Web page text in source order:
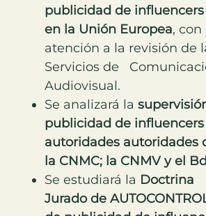
publicidad de influencers
en la Unión Europea, con
atención a la revisión de
Servicios de
Audiovisual.
Se analizará la
publicidad de influencers
autoridades autoridades
la CNMC; la CNMV y el
Se estudiará la Doctrina
Jurado de